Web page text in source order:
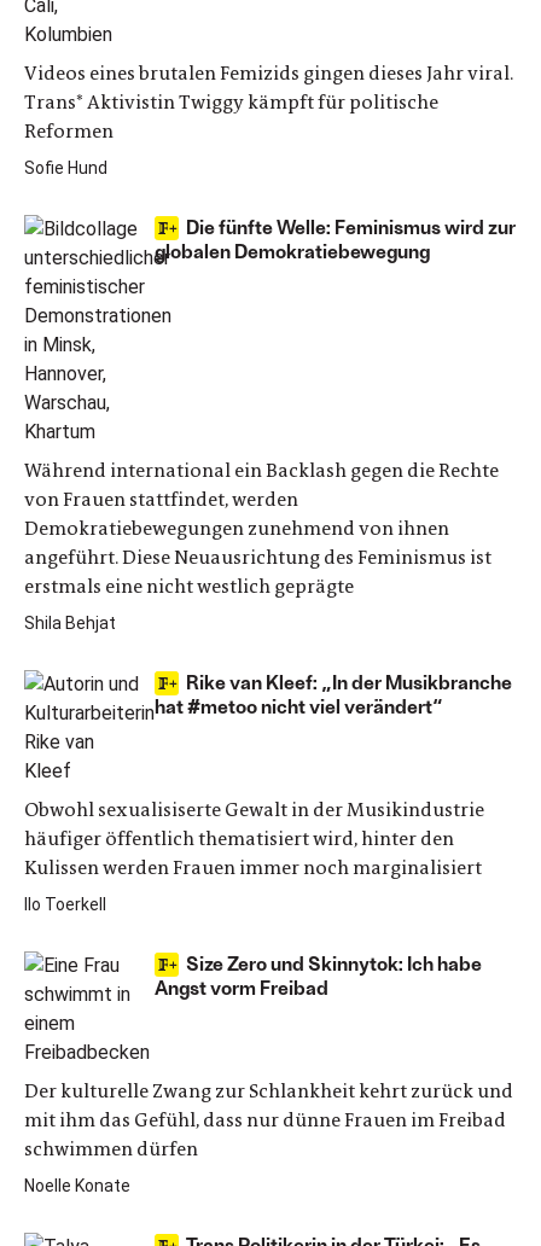
Videos eines brutalen Femizids gingen dieses Jahr viral.
Trans* Aktivistin Twiggy kämpft für politische
Reformen
Sofie Hund
Die fünfte Welle: Feminismus wird zur
globalen Demokratiebewegung
Während international ein Backlash gegen die Rechte
von Frauen stattfindet, werden
Demokratiebewegungen zunehmend von ihnen
angeführt. Diese Neuausrichtung des Feminismus ist
erstmals eine nicht westlich geprägte
Shila Behjat
Rike van Kleef: „In der Musikbranche
hat #metoo nicht viel verändert“
Obwohl sexualisiserte Gewalt in der Musikindustrie
häufiger öffentlich thematisiert wird, hinter den
Kulissen werden Frauen immer noch marginalisiert
Ilo Toerkell
Size Zero und Skinnytok: Ich habe
Angst vorm Freibad
Der kulturelle Zwang zur Schlankheit kehrt zurück und
mit ihm das Gefühl, dass nur dünne Frauen im Freibad
schwimmen dürfen
Noelle Konate